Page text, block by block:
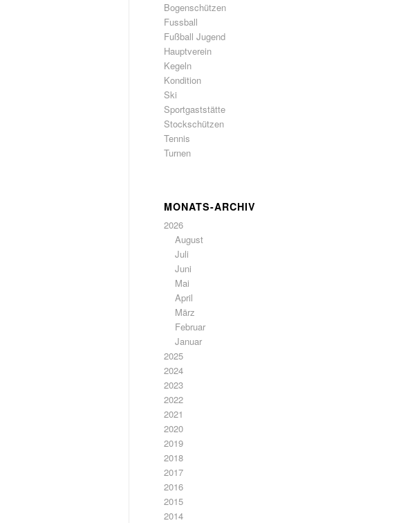
Bogenschützen
Fussball
Fußball Jugend
Hauptverein
Kegeln
Kondition
Ski
Sportgaststätte
Stockschützen
Tennis
Turnen
MONATS-ARCHIV
2026
August
Juli
Juni
Mai
April
März
Februar
Januar
2025
2024
2023
2022
2021
2020
2019
2018
2017
2016
2015
2014